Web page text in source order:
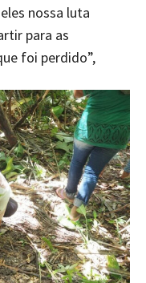
nossa luta
para as
foi perdido”,